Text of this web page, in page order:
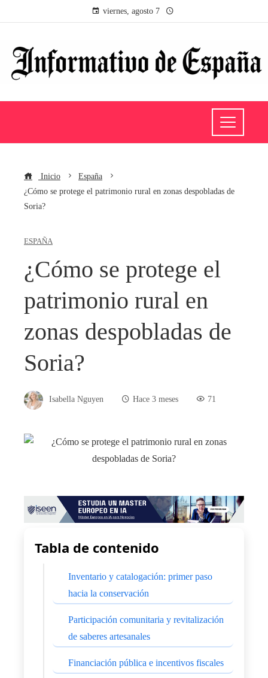
viernes, agosto 7
Inicio
España
¿Cómo se protege el patrimonio rural en zonas despobladas de
Soria?
ESPAÑA
¿Cómo se protege el
patrimonio rural en
zonas despobladas de
Soria?
Isabella Nguyen Hace 3 meses 71
Tabla de contenido
Inventario y catalogación: primer paso
hacia la conservación
Participación comunitaria y revitalización
de saberes artesanales
Financiación pública e incentivos fiscales